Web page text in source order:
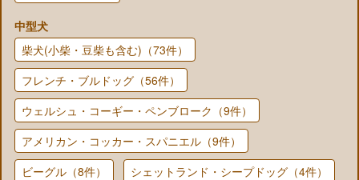
中型犬
柴犬(小柴・豆柴も含む)（73件）
フレンチ・ブルドッグ（56件）
ウェルシュ・コーギー・ペンブローク（9件）
アメリカン・コッカー・スパニエル（9件）
ビーグル（8件）
シェットランド・シープドッグ（4件）